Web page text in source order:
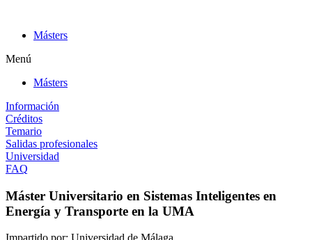
contenidoMásters
Menú
Másters
Información
Créditos
Temario
Salidas profesionales
Universidad
FAQ
Máster Universitario en Sistemas Inteligentes en
Energía y Transporte en la UMA